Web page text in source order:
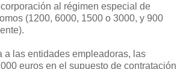
al régimen especial de
(1200, 6000, 1500 o 3000, y 900
a las entidades empleadoras, las
euros en el supuesto de contratación